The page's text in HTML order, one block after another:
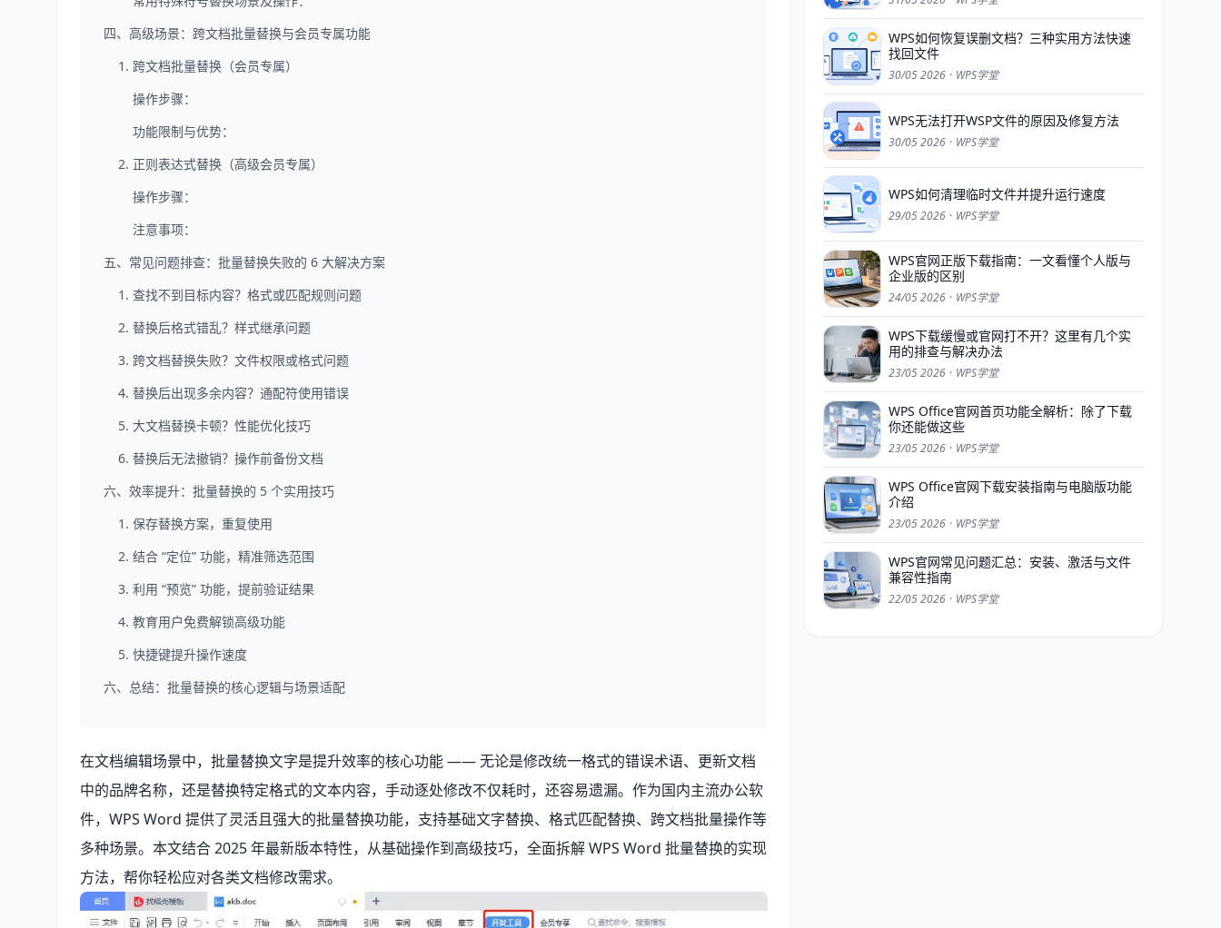
四、高级场景：跨文档批量替换与会员专属功能
1. 跨文档批量替换（会员专属）
操作步骤：
功能限制与优势：
2. 正则表达式替换（高级会员专属）
操作步骤：
注意事项：
五、常见问题排查：批量替换失败的 6 大解决方案
1. 查找不到目标内容？格式或匹配规则问题
2. 替换后格式错乱？样式继承问题
3. 跨文档替换失败？文件权限或格式问题
4. 替换后出现多余内容？通配符使用错误
5. 大文档替换卡顿？性能优化技巧
6. 替换后无法撤销？操作前备份文档
六、效率提升：批量替换的 5 个实用技巧
1. 保存替换方案，重复使用
2. 结合 “定位” 功能，精准筛选范围
3. 利用 “预览” 功能，提前验证结果
4. 教育用户免费解锁高级功能
5. 快捷键提升操作速度
六、总结：批量替换的核心逻辑与场景适配
在文档编辑场景中，批量替换文字是提升效率的核心功能 —— 无论是修改统一格式的错误术语、更新文档
中的品牌名称，还是替换特定格式的文本内容，手动逐处修改不仅耗时，还容易遗漏。作为国内主流办公软
件，WPS Word 提供了灵活且强大的批量替换功能，支持基础文字替换、格式匹配替换、跨文档批量操作等
多种场景。本文结合 2025 年最新版本特性，从基础操作到高级技巧，全面拆解 WPS Word 批量替换的实现
方法，帮你轻松应对各类文档修改需求。
WPS如何恢复误删文档？三种实用方法快速
找回文件
30/05 2026 · WPS学堂
WPS无法打开WSP文件的原因及修复方法
30/05 2026 · WPS学堂
WPS如何清理临时文件并提升运行速度
29/05 2026 · WPS学堂
WPS官网正版下载指南：一文看懂个人版与
企业版的区别
24/05 2026 · WPS学堂
WPS下载缓慢或官网打不开？这里有几个实
用的排查与解决办法
23/05 2026 · WPS学堂
WPS Office官网首页功能全解析：除了下载
你还能做这些
23/05 2026 · WPS学堂
WPS Office官网下载安装指南与电脑版功能
介绍
23/05 2026 · WPS学堂
WPS官网常见问题汇总：安装、激活与文件
兼容性指南
22/05 2026 · WPS学堂